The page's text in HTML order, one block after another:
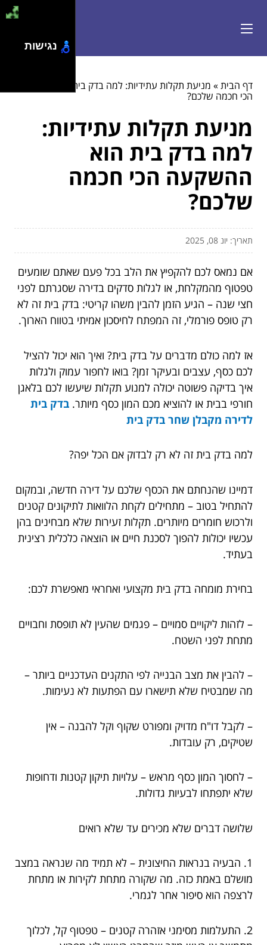
דף הבית» מניעת תקלות עתידיות: למה בדק בית הוא ההשקעה
הכי חכמה שלכם?
מניעת תקלות עתידיות:
למה בדק בית הוא
ההשקעה הכי חכמה
שלכם?
תאריך: יונ 08, 2025
אם נמאס לכם להקפיץ את הלב בכל פעם שאתם שומעים
טפטוף מהמקלחת, או לגלות סדקים בדירה שסגרתם לפני
חצי שנה – הגיע הזמן להבין משהו קריטי: בדק בית זה לא
רק טופס פורמלי, זה המפתח לחיסכון אמיתי בטווח הארוך.
אז למה כולם מדברים על בדק בית? ואיך הוא יכול להציל
לכם כסף, עצבים ובעיקר זמן? בואו לחפור עמוק ולגלות
איך בדיקה פשוטה יכולה למנוע תקלות שיעשו לכם בלאגן
חורפי בבית או להוציא מכם המון כסף מיותר. בדק בית
לדירה מקבלן שחר בדק בית
למה בדק בית זה לא רק לבדוק אם הכל יפה?
דמיינו שהנחתם את הכסף שלכם על דירה חדשה, ובמקום
להתחיל בטוב – מתחילים לקחת הלוואות לתיקונים קטנים
ולרכוש חומרים מיותרים. תקלות זעירות שלא מבחינים בהן
עכשיו יכולות להפוך לסכנת חיים או הוצאה כלכלית רצינית
בעתיד.
בחירת מומחה בדק בית מקצועי ואחראי מאפשרת לכם:
– לזהות ליקויים סמויים – פגמים שהעין לא תופסת וחבויים
מתחת לפני השטח.
– להבין את מצב הבנייה לפי התקנים העדכניים ביותר –
מה שמבטיח שלא תישארו עם הפתעות לא נעימות.
– לקבל דו"ח מדויק ומפורט שקוף וקל להבנה – אין
שטיקים, רק עובדות.
– לחסוך המון כסף מראש – עלויות תיקון קטנות ודחופות
שלא יתפתחו לבעיות גדולות.
שלושה דברים שלא מכירים עד שלא רואים
1. הבעיה בנראות החיצונית – לא תמיד מה שנראה במצב
מושלם באמת כזה. מה שקורה מתחת לקירות או מתחת
לרצפה הוא סיפור אחר לגמרי.
2. התעלמות מסימני אזהרה קטנים – טפטוף קל, לכלוך
נגישות